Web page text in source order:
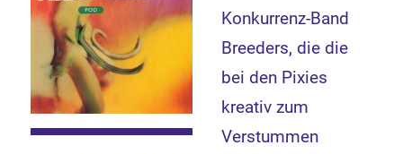
Konkurrenz-Band
Breeders, die die
bei den Pixies
kreativ zum
Verstummen